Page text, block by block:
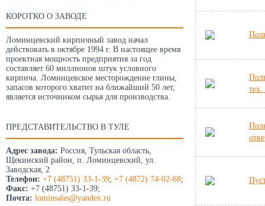
КОРОТКО О ЗАВОДЕ
Ломинцевский кирпичный завод начал
действовать в октябре 1994 г. В настоящее время
проектная мощность предприятия за год
составляет 60 миллионов штук условного
кирпича. Ломинцевское месторождение глины,
запасов которого хватит на ближайший 50 лет,
является источником сырья для производства.
ПРЕДСТАВИТЕЛЬСТВО В ТУЛЕ
Адрес завода: Россия, Тульская область,
Щекинский район, п. Ломинцевский, ул.
Заводская, 2
Телефон: +7 (48751) 33-1-39; +7 (4872) 74-02-68;
Факс: +7 (48751) 33-1-39;
Почта: lominsales@yandex.ru